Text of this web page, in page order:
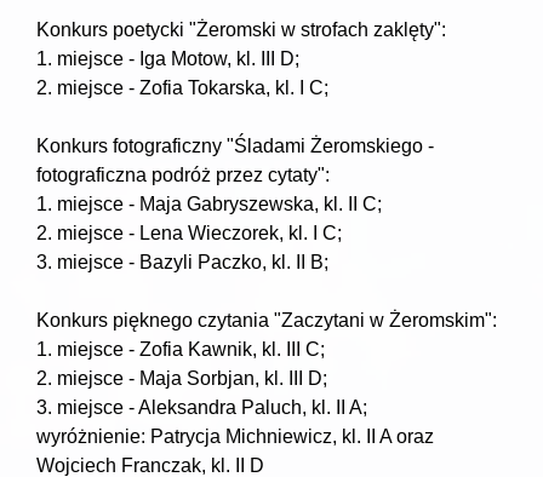
Konkurs poetycki "Żeromski w strofach zaklęty":
1. miejsce - Iga Motow, kl. III D;
2. miejsce - Zofia Tokarska, kl. I C;
Konkurs fotograficzny "Śladami Żeromskiego -
fotograficzna podróż przez cytaty":
1. miejsce - Maja Gabryszewska, kl. II C;
2. miejsce - Lena Wieczorek, kl. I C;
3. miejsce - Bazyli Paczko, kl. II B;
Konkurs pięknego czytania "Zaczytani w Żeromskim":
1. miejsce - Zofia Kawnik, kl. III C;
2. miejsce - Maja Sorbjan, kl. III D;
3. miejsce - Aleksandra Paluch, kl. II A;
wyróżnienie: Patrycja Michniewicz, kl. II A oraz
Wojciech Franczak, kl. II D